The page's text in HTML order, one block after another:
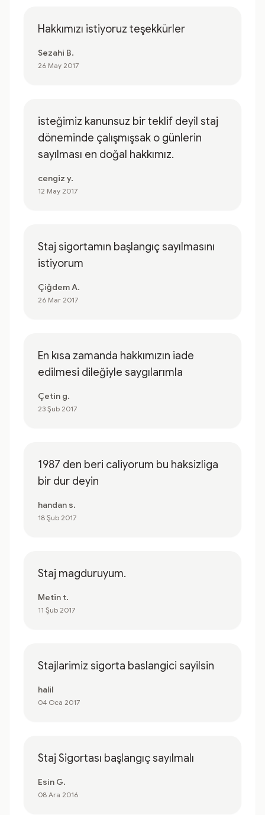
Hakkımızı istiyoruz teşekkürler
Sezahi B.
26 May 2017
isteğimiz kanunsuz bir teklif deyil staj
döneminde çalışmışsak o günlerin
sayılması en doğal hakkımız.
cengiz y.
12 May 2017
Staj sigortamın başlangıç sayılmasını
istiyorum
Çiğdem A.
26 Mar 2017
En kısa zamanda hakkımızın iade
edilmesi dileğiyle saygılarımla
Çetin g.
23 Şub 2017
1987 den beri caliyorum bu haksizliga
bir dur deyin
handan s.
18 Şub 2017
Staj magduruyum.
Metin t.
11 Şub 2017
Stajlarimiz sigorta baslangici sayilsin
halil
04 Oca 2017
Staj Sigortası başlangıç sayılmalı
Esin G.
08 Ara 2016